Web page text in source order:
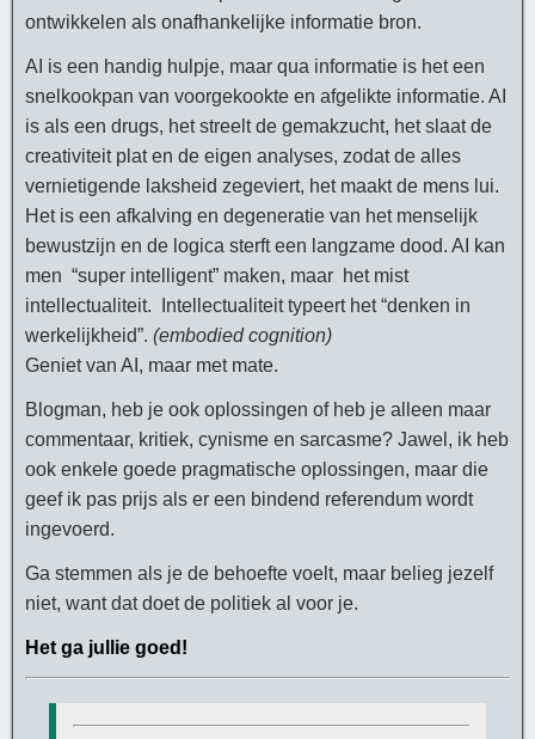
ontwikkelen als onafhankelijke informatie bron.
AI is een handig hulpje, maar qua informatie is het een
snelkookpan van voorgekookte en afgelikte informatie. AI
is als een drugs, het streelt de gemakzucht, het slaat de
creativiteit plat en de eigen analyses, zodat de alles
vernietigende laksheid zegeviert, het maakt de mens lui.
Het is een afkalving en degeneratie van het menselijk
bewustzijn en de logica sterft een langzame dood. AI kan
men “super intelligent” maken, maar het mist
intellectualiteit. Intellectualiteit typeert het “denken in
werkelijkheid”. (embodied cognition)
Geniet van AI, maar met mate.
Blogman, heb je ook oplossingen of heb je alleen maar
commentaar, kritiek, cynisme en sarcasme? Jawel, ik heb
ook enkele goede pragmatische oplossingen, maar die
geef ik pas prijs als er een bindend referendum wordt
ingevoerd.
Ga stemmen als je de behoefte voelt, maar belieg jezelf
niet, want dat doet de politiek al voor je.
Het ga jullie goed!